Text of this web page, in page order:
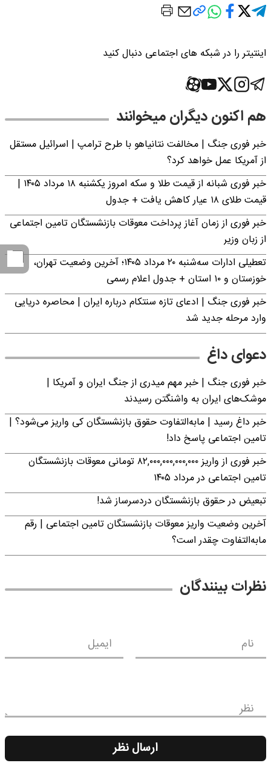
اینتیتر را در شبکه های اجتماعی دنبال کنید
هم اکنون دیگران میخوانند
خبر فوری جنگ | مخالفت نتانیاهو با طرح ترامپ | اسرائیل مستقل
از آمریکا عمل خواهد کرد؟
خبر فوری شبانه از قیمت طلا و سکه امروز یکشنبه ۱۸ مرداد ۱۴۰۵ |
قیمت طلای ۱۸ عیار کاهش یافت + جدول
خبر فوری از زمان آغاز پرداخت معوقات بازنشستگان تامین اجتماعی
از زبان وزیر
تعطیلی ادارات سه‌شنبه ۲۰ مرداد ۱۴۰۵؛ آخرین وضعیت تهران،
خوزستان و ۱۰ استان + جدول اعلام رسمی
خبر فوری جنگ | ادعای تازه سنتکام درباره ایران | محاصره دریایی
وارد مرحله جدید شد
دعوای داغ
خبر فوری جنگ | خبر مهم میدری از جنگ ایران و آمریکا |
موشک‌های ایران به واشنگتن رسیدند
خبر داغ رسید | مابه‌التفاوت حقوق بازنشستگان کی واریز می‌شود؟ |
تامین اجتماعی پاسخ داد!
خبر فوری از واریز ۸۲,۰۰۰,۰۰۰,۰۰۰,۰۰۰ تومانی معوقات بازنشستگان
تامین اجتماعی در مرداد ۱۴۰۵
تبعیض در حقوق بازنشستگان دردسرساز شد!
آخرین وضعیت واریز معوقات بازنشستگان تامین اجتماعی | رقم
مابه‌التفاوت چقدر است؟
نظرات بینندگان
نام ایمیل
نظر
ارسال نظر